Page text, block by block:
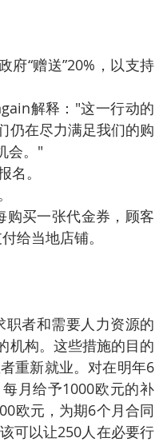
府“赠送”20%，以支持
解释："这一行动的
仍在尽力满足我们的购
会。"
。
购买一张代金券，顾客
给当地店铺。
者和需要人力资源的
机构。这些措施的目的
重新就业。对在明年6
月给予1000欧元的补
欧元，为期6个月合同
可以让250人在必要行